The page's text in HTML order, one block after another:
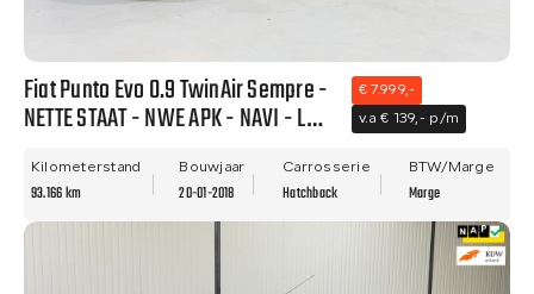
Fiat Punto Evo 0.9 TwinAir Sempre -
NETTE STAAT - NWE APK - NAVI - LM
€ 7.999,-
v.a € 139,- p/m
Kilometerstand
93.166 km
Bouwjaar
20-01-2018
Carrosserie
Hatchback
BTW/Marge
Marge